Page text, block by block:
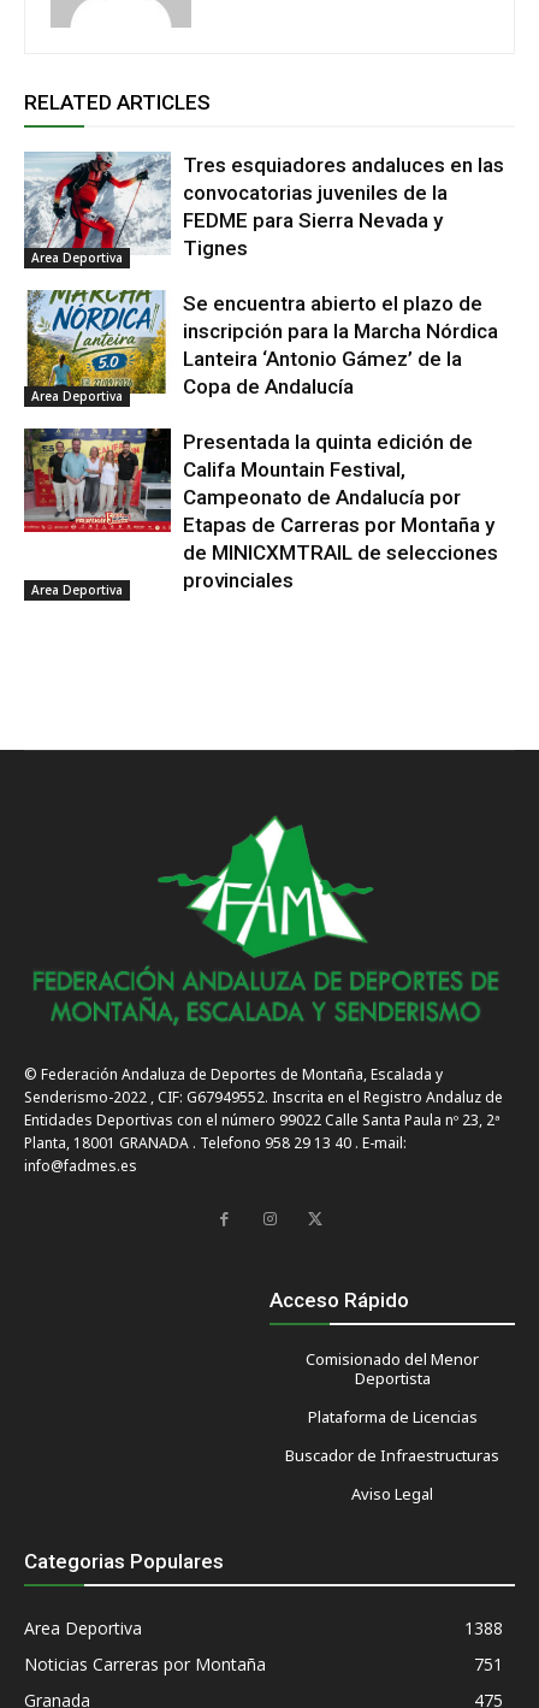
RELATED ARTICLES
Area Deportiva
Tres esquiadores andaluces en las
convocatorias juveniles de la
FEDME para Sierra Nevada y
Tignes
Area Deportiva
Se encuentra abierto el plazo de
inscripción para la Marcha Nórdica
Lanteira ‘Antonio Gámez’ de la
Copa de Andalucía
Area Deportiva
Presentada la quinta edición de
Califa Mountain Festival,
Campeonato de Andalucía por
Etapas de Carreras por Montaña y
de MINICXMTRAIL de selecciones
provinciales
© Federación Andaluza de Deportes de Montaña, Escalada y
Senderismo-2022 , CIF: G67949552. Inscrita en el Registro Andaluz de
Entidades Deportivas con el número 99022 Calle Santa Paula nº 23, 2ª
Planta, 18001 GRANADA . Telefono 958 29 13 40 . E-mail:
info@fadmes.es
Acceso Rápido
Comisionado del Menor
Deportista
Plataforma de Licencias
Buscador de Infraestructuras
Aviso Legal
Categorias Populares
Area Deportiva
1388
Noticias Carreras por Montaña
751
Granada
475